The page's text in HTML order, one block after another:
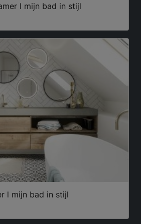
l mijn bad in stijl
l mijn bad in stijl